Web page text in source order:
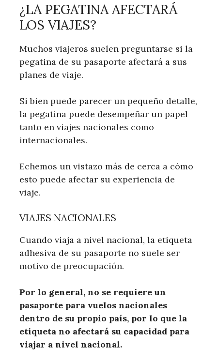
¿LA PEGATINA AFECTARÁ
LOS VIAJES?
Muchos viajeros suelen preguntarse si la
pegatina de su pasaporte afectará a sus
planes de viaje.
Si bien puede parecer un pequeño detalle,
la pegatina puede desempeñar un papel
tanto en viajes nacionales como
internacionales.
Echemos un vistazo más de cerca a cómo
esto puede afectar su experiencia de
viaje.
VIAJES NACIONALES
Cuando viaja a nivel nacional, la etiqueta
adhesiva de su pasaporte no suele ser
motivo de preocupación.
Por lo general, no se requiere un
pasaporte para vuelos nacionales
dentro de su propio país, por lo que la
etiqueta no afectará su capacidad para
viajar a nivel nacional.